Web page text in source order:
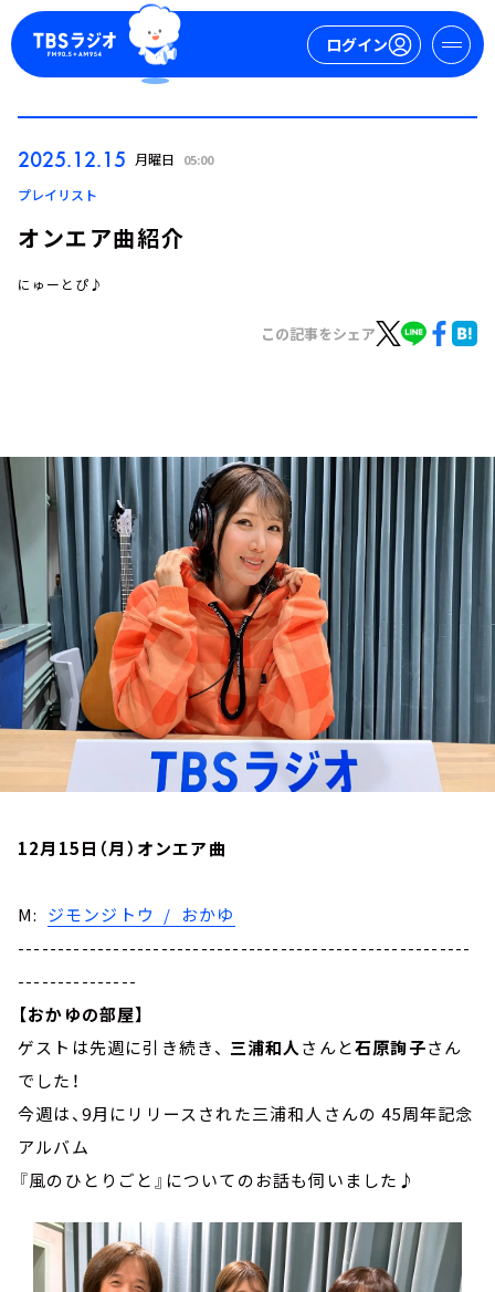
ログイン
トピックス
TBS Podcast
お知らせ
イベント・グッズ
YouTube
会社情報
2025.12.15 月曜日 05:00
プレイリスト
オンエア曲紹介
にゅーとぴ♪
この記事をシェア
12月15日（月）オンエア曲
M: ジモンジトウ / おかゆ
---------------------------------------------------------
---------------
【おかゆの部屋】
ゲストは先週に引き続き、 三浦和人さんと石原詢子さん
でした！
今週は、9月にリリースされた三浦和人さんの 45周年記念
アルバム
『風のひとりごと』についてのお話も伺いました♪